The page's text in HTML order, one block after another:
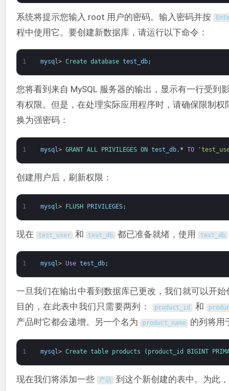
系统将提示您输入 root 用户的密码。输入密码并按
程中使用它。要创建新数据库，请运行以下命令：
1 mysql> Create database test_db;
您将看到来自 MySQL 服务器的输出，显示有一行受
有权限。但是，在处理实际应用程序时，请确保限制
换为强密码：
1 mysql > GRANT ALL PRIVILEGES ON test_db. * TO
创建用户后，刷新权限：
1 mysql> FLUSH PRIVILEGES;
现在 test_user 和 test_db 都已准备就绪，使用 test_db
1 mysql> Use test_db;
一旦我们在输出中看到数据库已更改，我们就可以开
目的，在此表中我们只需要两列：
product_id 和
产品时它都会递增。另一个名为 product_name 的列将用
1 mysql> Create table products ( product_id BIGINT
现在我们将添加一些 产品 到这个新创建的表中。为此